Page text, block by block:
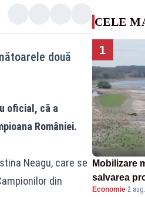
două
oficial, că a
României.
Neagu, care se
din
CELE
1
Mobilizare
salvarea
Armata va
Economie·2